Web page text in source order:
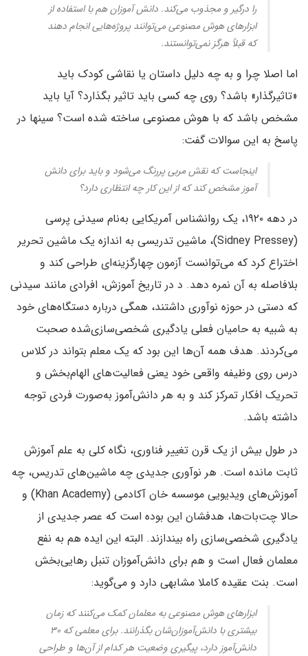
را درگیر و مجذوب می‌کند. دانش آموزان هم با استفاده از
ابزارهای هوش مصنوعی می‌توانند پروژه‌هایی انجام دهند
که قبلاً هرگز نمی‌توانستند.
اما اصلا چرا و به چه دلیل داستان یا نقاشی کودک باید
«تاثیرگذار» باشد؟ روی چه کسی باید تاثیر بگذارد؟ آیا باید
مشخص باشد که با هوش مصنوعی ساخته شده‌ است؟ سینها در
پاسخ به این سوالات گفت:
اینجاست که نقش مربی پررنگ می‌شود و باید برای دانش
آموز مشخص کند که از این کار چه انتظاری دارد؟
در دهه‌ ۱۹۲۰، یک روانشناس آمریکایی به‌نام سیدنی پرسی
(Sidney Pressey)، ماشین تدریسی به اندازه‌ یک ماشین تحریر
اختراع کرد که می‌توانست آزمون چهارگزینه‌ای طراحی کند و
بلافاصله به آن نمره دهد. د در تاریخ آموزش، افرادی مانند سیدنی
که دستی در حوزه نوآوری داشتند، همگی درباره‌ دستگاه‌های خود
به شبیه به حامیان فعلی یادگیری شخصی‌سازی‌شده صحبت
می‌کردند. هدف همه آن‌ها این بود که یک معلم بتواند در کلاس
درس روی وظیفه‌ واقعی خود یعنی فعالیت‌های الهام‌بخش و
تحریک‌ افکار تمرکز کند و به هر دانش‌آموز به‌صورت فردی توجه
داشته باشد.
در طول بیش از یک قرن تغییر فناوری، نگاه کلی به علم آموزش
ثابت مانده است. هر نوآوری جدیدی چه ماشین‌های تدریس، چه
آموزش‌های ویدیویی موسسه خان آکادمی (Khan Academy) و
حالا چت‌بات‌ها، هدفشان این بوده است که عصر جدیدی از
یادگیری شخصی‌سازی راه بیندازند. البته این ایده هم به نفع
معلمان فعال است و هم برای دانش‌آموزان تنبل رهایی‌بخش
است. بنت عقیده کاملا مشابهی دارد و می‌گوید:
ابزارهای هوش مصنوعی به معلمان کمک می‌کنند که زمان
بیشتری با دانش‌آموزان‌شان بگذرانند. برای معلمی که ۳۰
دانش‌آموز دارد، پیگیری وضعیت هر کدام از آن‌ها و طراحی